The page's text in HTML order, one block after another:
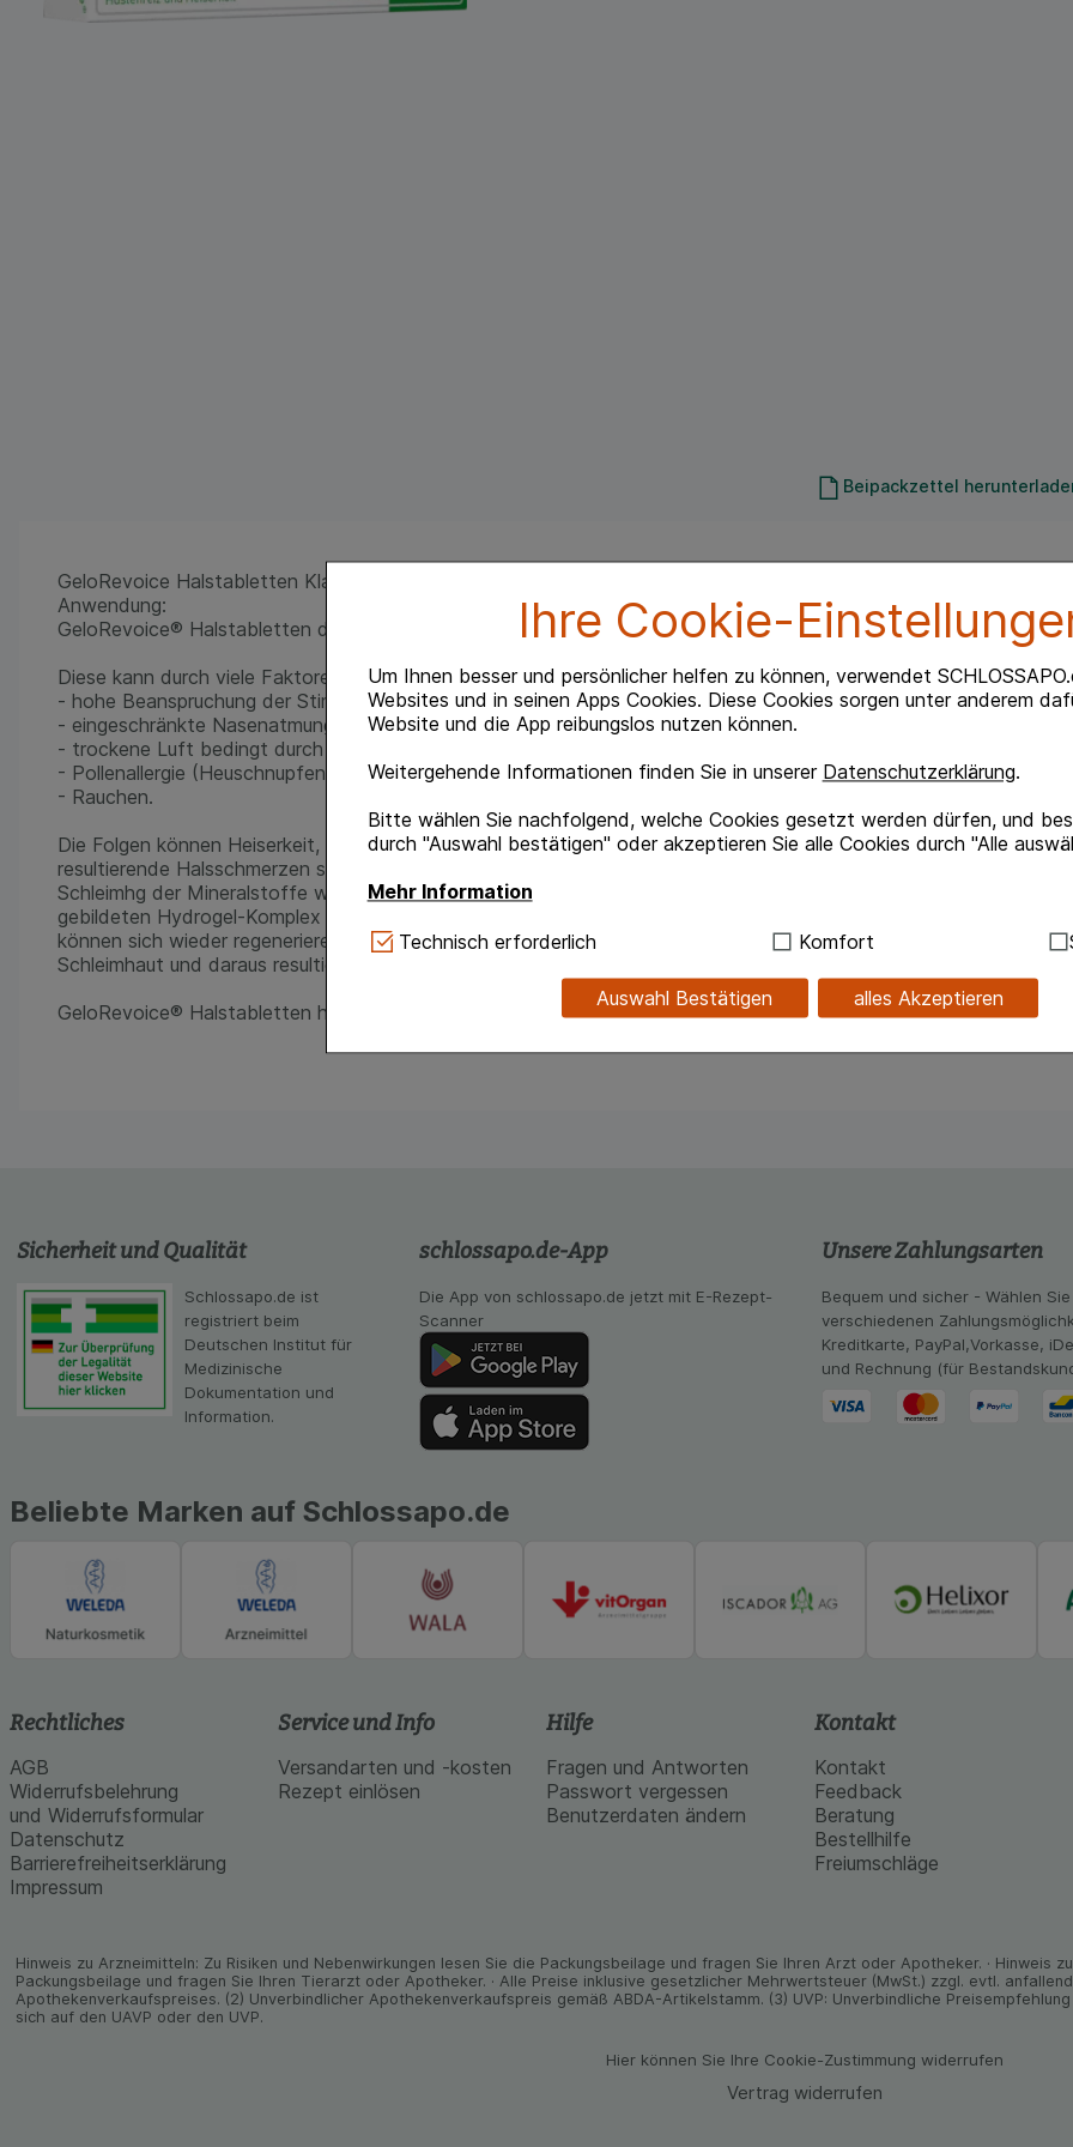
Ihre Cookie-
Um Ihnen besser und persönlicher helfen zu können, verwendet
Websites und in seinen Apps Cookies. Diese Cookies sorgen unter anderem
Website und die App reibungslos nutzen können.
Weitergehende Informationen finden Sie in unserer Datenschutzerklärung.
Bitte wählen Sie nachfolgend, welche Cookies gesetzt werden dürfen, und
durch "Auswahl bestätigen" oder akzeptieren Sie alle Cookies durch "Alle
Mehr Information
Technisch Notwendig:Hierbei handelt es sich um Cookies, die für die
verzichtet werden kann.
gestalten, beispielsweise für die Wiedererkennung des Besuchers oder unsere
Medien übertragen werden.
Technisch erforderlich Komfort
Auswahl Bestätigen alles Akzeptieren
Beipackzettel
GeloRevoice Halstabletten Klassik Kirsch-Menthol
Anwendung:
GeloRevoice® Halstabletten dienen zum effektiven Schutz der Mund- und Rachenschleimhaut.
Diese kann durch viele Faktoren gereizt werden, dazu zählen u. a.:
- hohe Beanspruchung der Stimme,
- eingeschränkte Nasenatmung (z. B. durch Erkältung),
- trockene Luft bedingt durch Heizung oder Klimaanlagen,
- Pollenallergie (Heuschnupfen),
- Rauchen.
Die Folgen können Heiserkeit, Kratzen im Hals, Hustenreiz sowie eine trockene Schleimhaut und daraus
resultierende Halsschmerzen sein. Durch den Schutzfilm der GeloRevoice® Halstabletten wird die
Schleimhg der Mineralstoffe wird der Speichelfluss intensiv angeregt. Dies ist sehr wichtig, um den
gebildeten Hydrogel-Komplex gleichmäßig im Mund- und Rachenraum zu verteilen. Gereizte Bereiche
können sich wieder regenerieren. Beschwerden wie Heiserkeit, Kratzen im Hals, Hustenreiz sowie trockene
Schleimhaut und daraus resultierende Halsschmerzen, werden gelindert.
GeloRevoice® Halstabletten haben ein angenehm leichtes Kirsch-Menthol-Aroma.
Sicherheit und Qualität
Schlossapo.de ist
registriert beim
Deutschen Institut für
Medizinische
Dokumentation und
Information.
schlossapo.de-App
Die App von schlossapo.de jetzt mit E-Rezept-
Scanner
Unsere Zahlungsarten
Bequem und sicher - Wählen
verschiedenen
Kreditkarte, PayPal,Vorkasse,
und Rechnung (für
Beliebte Marken auf Schlossapo.de
Rechtliches
AGB
Widerrufsbelehrung
und Widerrufsformular
Datenschutz
Barrierefreiheitserklärung
Impressum
Service und Info
Versandarten und -kosten
Rezept einlösen
Hilfe
Fragen und Antworten
Passwort vergessen
Benutzerdaten ändern
Kontakt
Kontakt
Feedback
Beratung
Bestellhilfe
Freiumschläge
Hinweis zu Arzneimitteln: Zu Risiken und Neben­wirkungen lesen Sie die Packungs­beilage und fragen Sie Ihren Arzt oder Apo­theker. · Hinweis
Packungs­beilage und fragen Sie Ihren Tier­arzt oder Apo­theker. · Alle Preise inklusive gesetz­licher Mehrwertsteuer (MwSt.) zzgl. evtl.
Apothekenverkaufspreises. (2) Unverbindlicher Apothekenverkaufspreis gemäß ABDA-Artikelstamm. (3) UVP: Unverbindliche
sich auf den UAVP oder den UVP.
Hier können Sie Ihre Cookie-Zustimmung widerrufen
Vertrag widerrufen